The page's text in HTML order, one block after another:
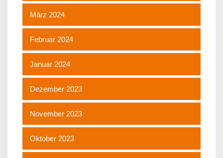
März 2024
Februar 2024
Januar 2024
Dezember 2023
November 2023
Oktober 2023